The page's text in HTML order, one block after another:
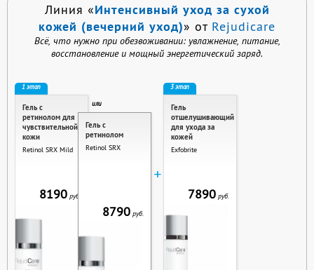
Линия «Интенсивный уход за сухой
кожей (вечерний уход)» от Rejudicare
Всё, что нужно при обезвоживании: увлажнение, питание,
восстановление и мощный энергетический заряд.
1 этап
Гель с
ретинолом для
чувствительной
кожи
Retinol SRX Mild
8190 руб.
или
Гель с
ретинолом
Retinol SRX
8790 руб.
+
3 этап
Гель
отшелушивающий
для ухода за
кожей
Exfobrite
7890 руб.